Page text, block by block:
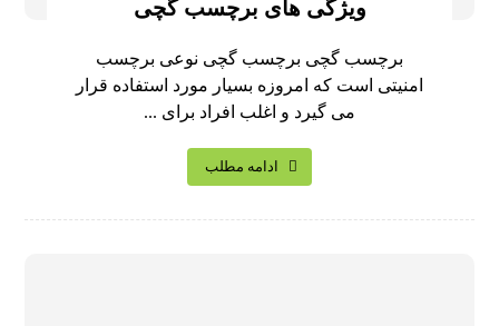
ویژگی های برچسب گچی
برچسب گچی برچسب گچی نوعی برچسب
امنیتی است که امروزه بسیار مورد استفاده قرار
می گیرد و اغلب افراد برای ...
ادامه مطلب